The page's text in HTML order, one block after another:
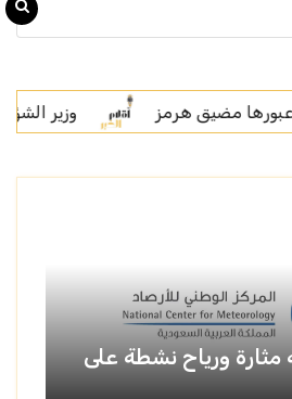
هرمز وزير الشؤون الإسلامية
مثارة ورياح نشطة على